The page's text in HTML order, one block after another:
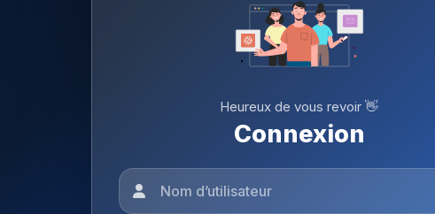
Heureux de vous revoir 👋
Connexion